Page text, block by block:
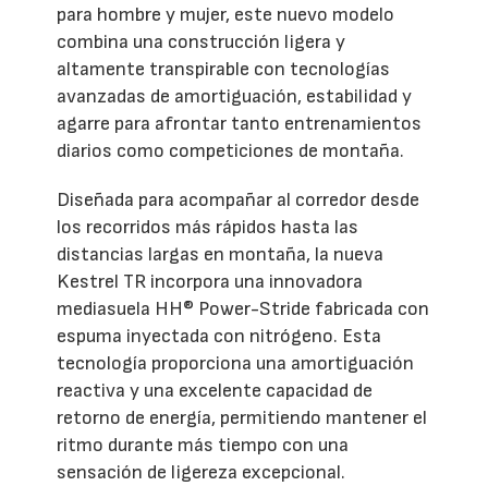
para hombre y mujer, este nuevo modelo
combina una construcción ligera y
altamente transpirable con tecnologías
avanzadas de amortiguación, estabilidad y
agarre para afrontar tanto entrenamientos
diarios como competiciones de montaña.
Diseñada para acompañar al corredor desde
los recorridos más rápidos hasta las
distancias largas en montaña, la nueva
Kestrel TR incorpora una innovadora
mediasuela HH® Power-Stride fabricada con
espuma inyectada con nitrógeno. Esta
tecnología proporciona una amortiguación
reactiva y una excelente capacidad de
retorno de energía, permitiendo mantener el
ritmo durante más tiempo con una
sensación de ligereza excepcional.